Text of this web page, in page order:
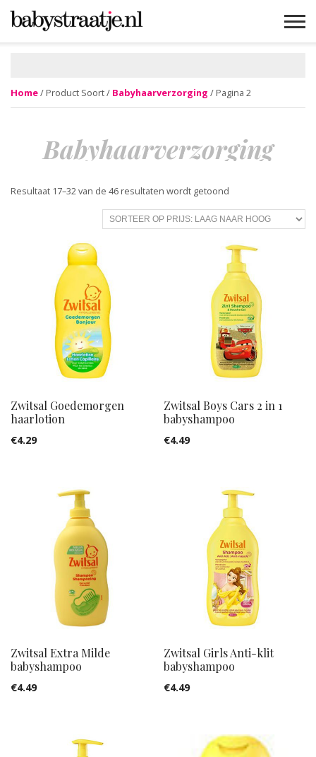
Home/ Product Soort / Babyhaarverzorging / Pagina 2
Babyhaarverzorging
Resultaat 17–32 van de 46 resultaten wordt getoond
op
prijs:
laag
naar
hoog
Zwitsal Goedemorgen
haarlotion
€4.29
Zwitsal Boys Cars 2 in 1
babyshampoo
€4.49
Zwitsal Extra Milde
babyshampoo
€4.49
Zwitsal Girls Anti-klit
babyshampoo
€4.49